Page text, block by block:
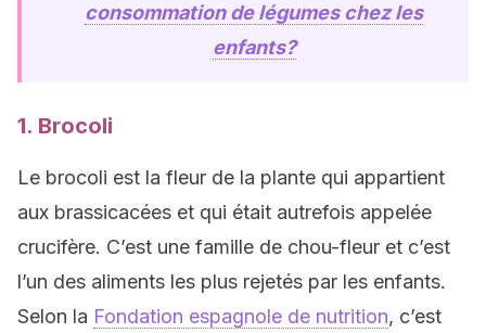
consommation de légumes chez les
enfants?
1. Brocoli
Le brocoli est la fleur de la plante qui appartient
aux brassicacées et qui était autrefois appelée
crucifère. C’est une famille de chou-fleur et c’est
l’un des aliments les plus rejetés par les enfants.
Selon la Fondation espagnole de nutrition, c’est